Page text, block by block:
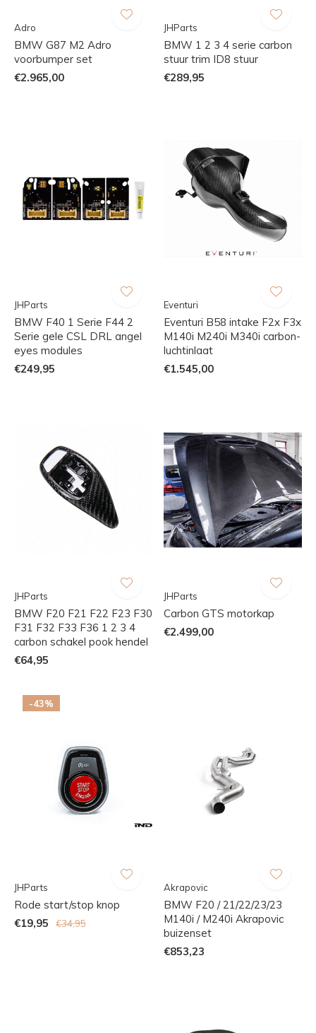
Adro
BMW G87 M2 Adro
voorbumper set
€2.965,00
JHParts
BMW 1 2 3 4 serie carbon
stuur trim ID8 stuur
€289,95
JHParts
BMW F40 1 Serie F44 2
Serie gele CSL DRL angel
eyes modules
€249,95
Eventuri
Eventuri B58 intake F2x F3x
M140i M240i M340i carbon-
luchtinlaat
€1.545,00
JHParts
BMW F20 F21 F22 F23 F30
F31 F32 F33 F36 1 2 3 4
carbon schakel pook hendel
€64,95
JHParts
Carbon GTS motorkap
€2.499,00
-43%
JHParts
Rode start/stop knop
€19,95
€34,95
Akrapovic
BMW F20 / 21/22/23/23
M140i / M240i Akrapovic
buizenset
€853,23